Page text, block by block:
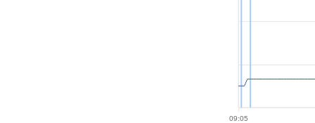
09:05